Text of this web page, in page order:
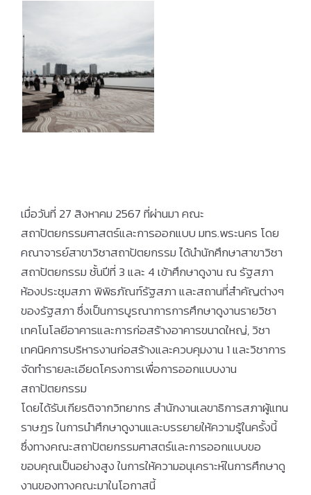
เมื่อวันที่ 27 สิงหาคม 2567 ที่ผ่านมา คณะ
สถาปัตยกรรมศาสตร์และการออกแบบ มทร.พระนคร โดย
คณาจารย์สาขาวิชาสถาปัตยกรรม ได้นำนักศึกษาสาขาวิชา
สถาปัตยกรรม ชั้นปีที่ 3 และ 4 เข้าศึกษาดูงาน ณ รัฐสภา
ห้องประชุมสภา พิพิธภัณฑ์รัฐสภา และสถานที่สำคัญต่างๆ
ของรัฐสภา ซึ่งเป็นการบูรณาการการศึกษาดูงานรายวิชา
เทคโนโลยีอาคารและการก่อสร้างอาคารขนาดใหญ่, วิชา
เทคนิคการบริหารงานก่อสร้างและควบคุมงาน 1 และวิชาการ
จัดทำรายละเอียดโครงการเพื่อการออกแบบงาน
สถาปัตยกรรม
โดยได้รับเกียรติจากวิทยากร สำนักงานเลขาธิการสภาผู้แทน
ราษฎร ในการนำศึกษาดูงานและบรรยายให้ความรู้ในครั้งนี้
ซึ่งทางคณะสถาปัตยกรรมศาสตร์และการออกแบบขอ
ขอบคุณเป็นอย่างสูง ในการให้ความอนุเคราะห์ในการศึกษาดู
งานของทางคณะมาในโอกาสนี้